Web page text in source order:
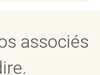
associés